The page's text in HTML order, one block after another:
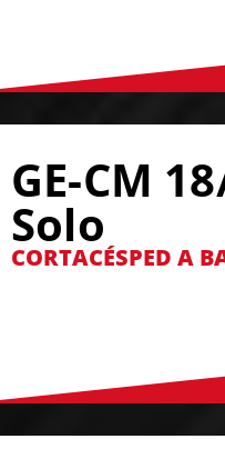
GE-CM
Solo
CORTACÉSPED A